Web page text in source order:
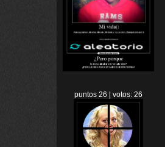
puntos 26 | votos: 26